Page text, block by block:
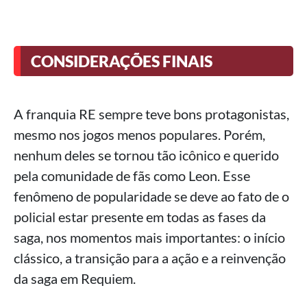
CONSIDERAÇÕES FINAIS
A franquia RE sempre teve bons protagonistas,
mesmo nos jogos menos populares. Porém,
nenhum deles se tornou tão icônico e querido
pela comunidade de fãs como Leon. Esse
fenômeno de popularidade se deve ao fato de o
policial estar presente em todas as fases da
saga, nos momentos mais importantes: o início
clássico, a transição para a ação e a reinvenção
da saga em Requiem.